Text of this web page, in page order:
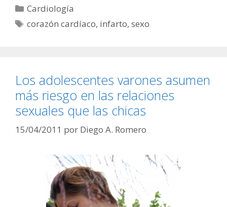
Categorías
Cardiología
Etiquetas
corazón cardíaco, infarto,sexo
Los adolescentes varones asumen
más riesgo en las relaciones
sexuales que las chicas
15/04/2011 por Diego A. Romero